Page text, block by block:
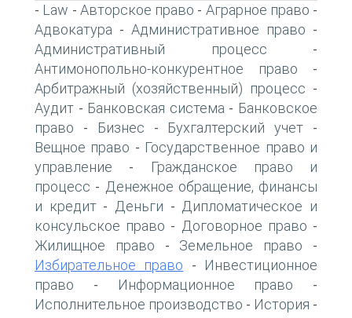
- Law - Авторское право - Аграрное право -
Адвокатура - Административное право -
Административный процесс -
Антимонопольно-конкурентное право -
Арбитражный (хозяйственный) процесс -
Аудит - Банковская система - Банковское
право - Бизнес - Бухгалтерский учет -
Вещное право - Государственное право и
управление -
Гражданское право и
процесс - Денежное обращение, финансы
и кредит- Деньги - Дипломатическое и
консульское право - Договорное право -
Жилищное право - Земельное право -
Избирательное право -
Инвестиционное
право - Информационное право -
Исполнительное производство - История -